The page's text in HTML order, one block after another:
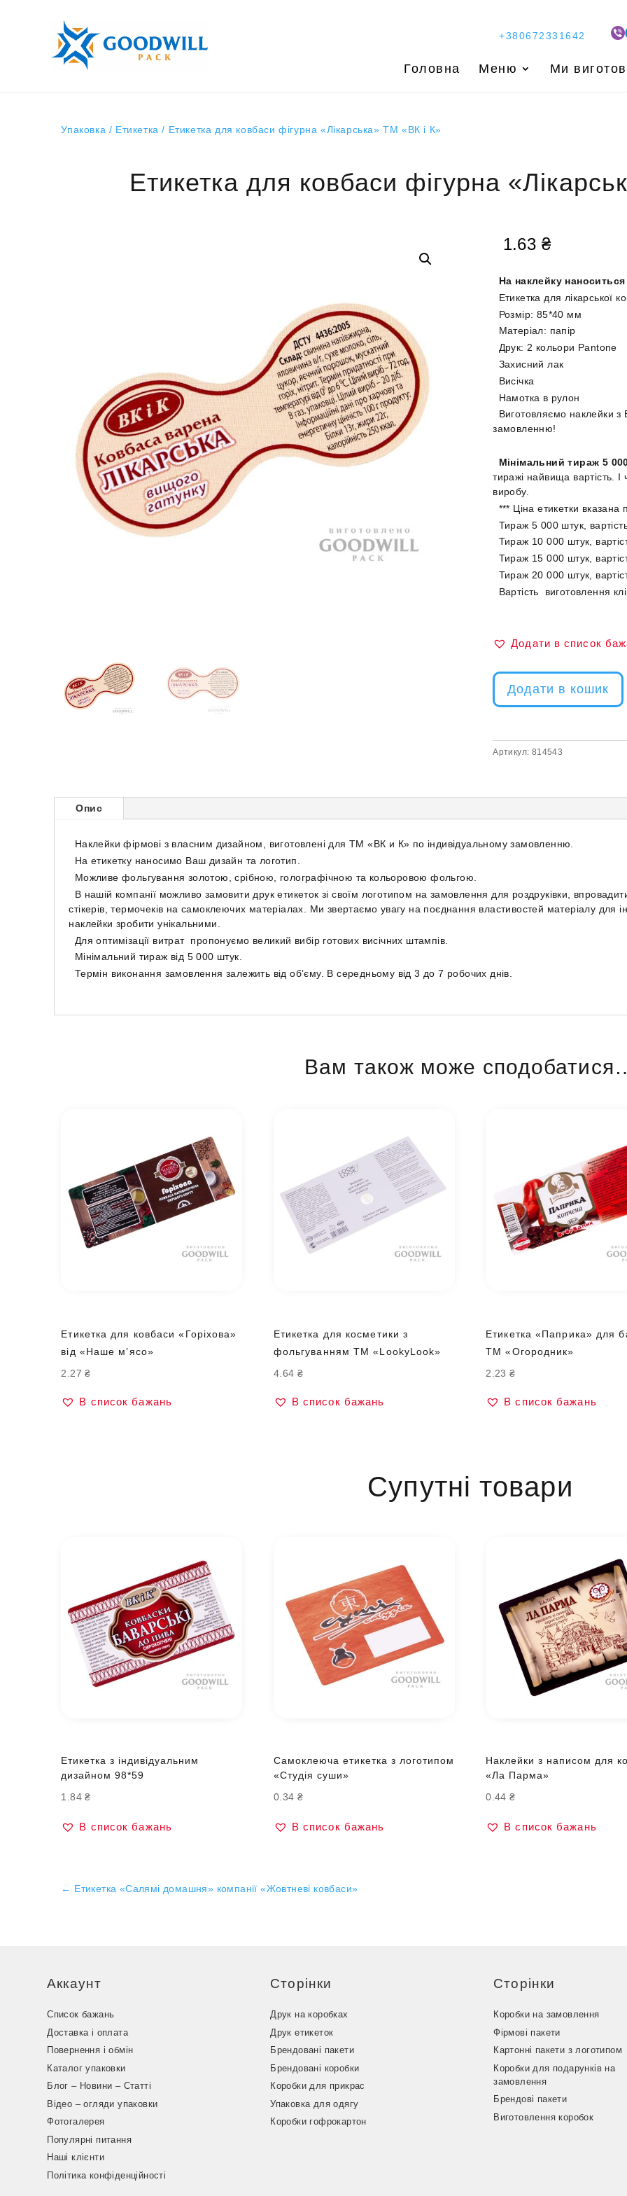
+380672331642
Головна Меню Ми
Упаковка / Етикетка / Етикетка для ковбаси фігурна «Лікарська» ТМ «ВК і К»
Етикетка для ковбаси фігурна
1.63 ₴
На наклейку
Етикетка для лікарської
Розмір: 85*40 мм
Матеріал: папір
Друк: 2 кольори Pantone
Захисний лак
Висічка
Намотка в рулон
Виготовляємо наклейки
замовленню!
Мінімальний тираж 5
тиражі найвища вартість.
виробу.
*** Ціна етикетки
Тираж 5 000 штук,
Тираж 10 000 штук,
Тираж 15 000 штук,
Тираж 20 000 штук,
Вартість виготовлення
Додати в список
Додати в кошик
Артикул: 814543
Опис
Наклейки фірмові з власним дизайном, виготовлені для ТМ «ВК и К» по індивідуальному замовленню.
На етикетку наносимо Ваш дизайн та логотип.
Можливе фольгування золотою, срібною, голографічною та кольоровою фольгою.
В нашій компанії можливо замовити друк етикеток зі своїм логотипом на замовлення для роздруківки,
стікерів, термочеків на самоклеючих матеріалах. Ми звертаємо увагу на поєднання властивостей матеріалу для
наклейки зробити унікальними.
Для оптимізації витрат пропонуємо великий вибір готових висічних штампів.
Мінімальний тираж від 5 000 штук.
Термін виконання замовлення залежить від об’єму. В середньому від 3 до 7 робочих днів.
Вам також може
Етикетка для ковбаси «Горіхова»
від «Наше м’ясо»
2.27₴
В список бажань
Етикетка для косметики з
фольгуванням ТМ «LookyLook»
4.64 ₴
В список бажань
Етикетка «Паприка» для
ТМ «Огородник»
2.23₴
В список бажань
Супутні товари
Етикетка з індивідуальним
дизайном 98*59
1.84₴
В список бажань
Самоклеюча етикетка з логотипом
«Студія суши»
0.34 ₴
В список бажань
Наклейки з написом для
«Ла Парма»
0.44₴
В список бажань
← Етикетка «Салямі домашня» компанії «Жовтневі ковбаси»
Аккаунт
Список бажань
Доставка і оплата
Повернення і обмін
Каталог упаковки
Блог – Новини – Статті
Відео – огляди упаковки
Фотогалерея
Популярні питання
Наші клієнти
Політика конфіденційності
Сторінки
Друк на коробках
Друк етикеток
Брендовані пакети
Брендовані коробки
Коробки для прикрас
Упаковка для одягу
Коробки гофрокартон
Сторінки
Коробки на замовлення
Фірмові пакети
Картонні пакети з логотипом
Коробки для подарунків на
замовлення
Брендові пакети
Виготовлення коробок